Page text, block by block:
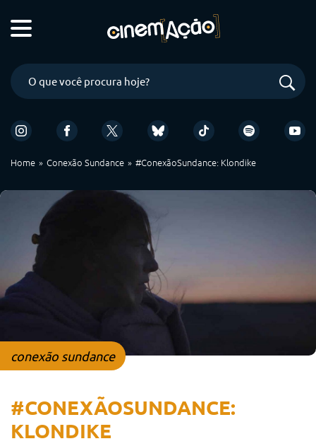
Home Conexão Sundance #ConexãoSundance: Klondike
conexão sundance
#CONEXÃOSUNDANCE:
KLONDIKE